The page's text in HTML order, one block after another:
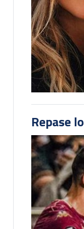
Repase